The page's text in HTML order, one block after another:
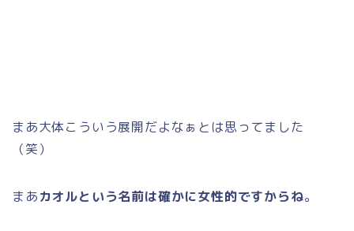
まあ大体こういう展開だよなぁとは思ってました
（笑）
まあカオルという名前は確かに女性的ですからね。